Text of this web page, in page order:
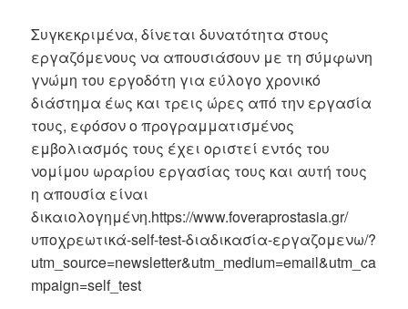
Συγκεκριμένα, δίνεται δυνατότητα στους
εργαζόμενους να απουσιάσουν με τη σύμφωνη
γνώμη του εργοδότη για εύλογο χρονικό
διάστημα έως και τρεις ώρες από την εργασία
τους, εφόσον ο προγραμματισμένος
εμβολιασμός τους έχει οριστεί εντός του
νομίμου ωραρίου εργασίας τους και αυτή τους
η απουσία είναι
δικαιολογημένη.https://www.foveraprostasia.gr/
υποχρεωτικά-self-test-διαδικασία-εργαζομενω/?
utm_source=newsletter&utm_medium=email&utm_ca
mpaign=self_test